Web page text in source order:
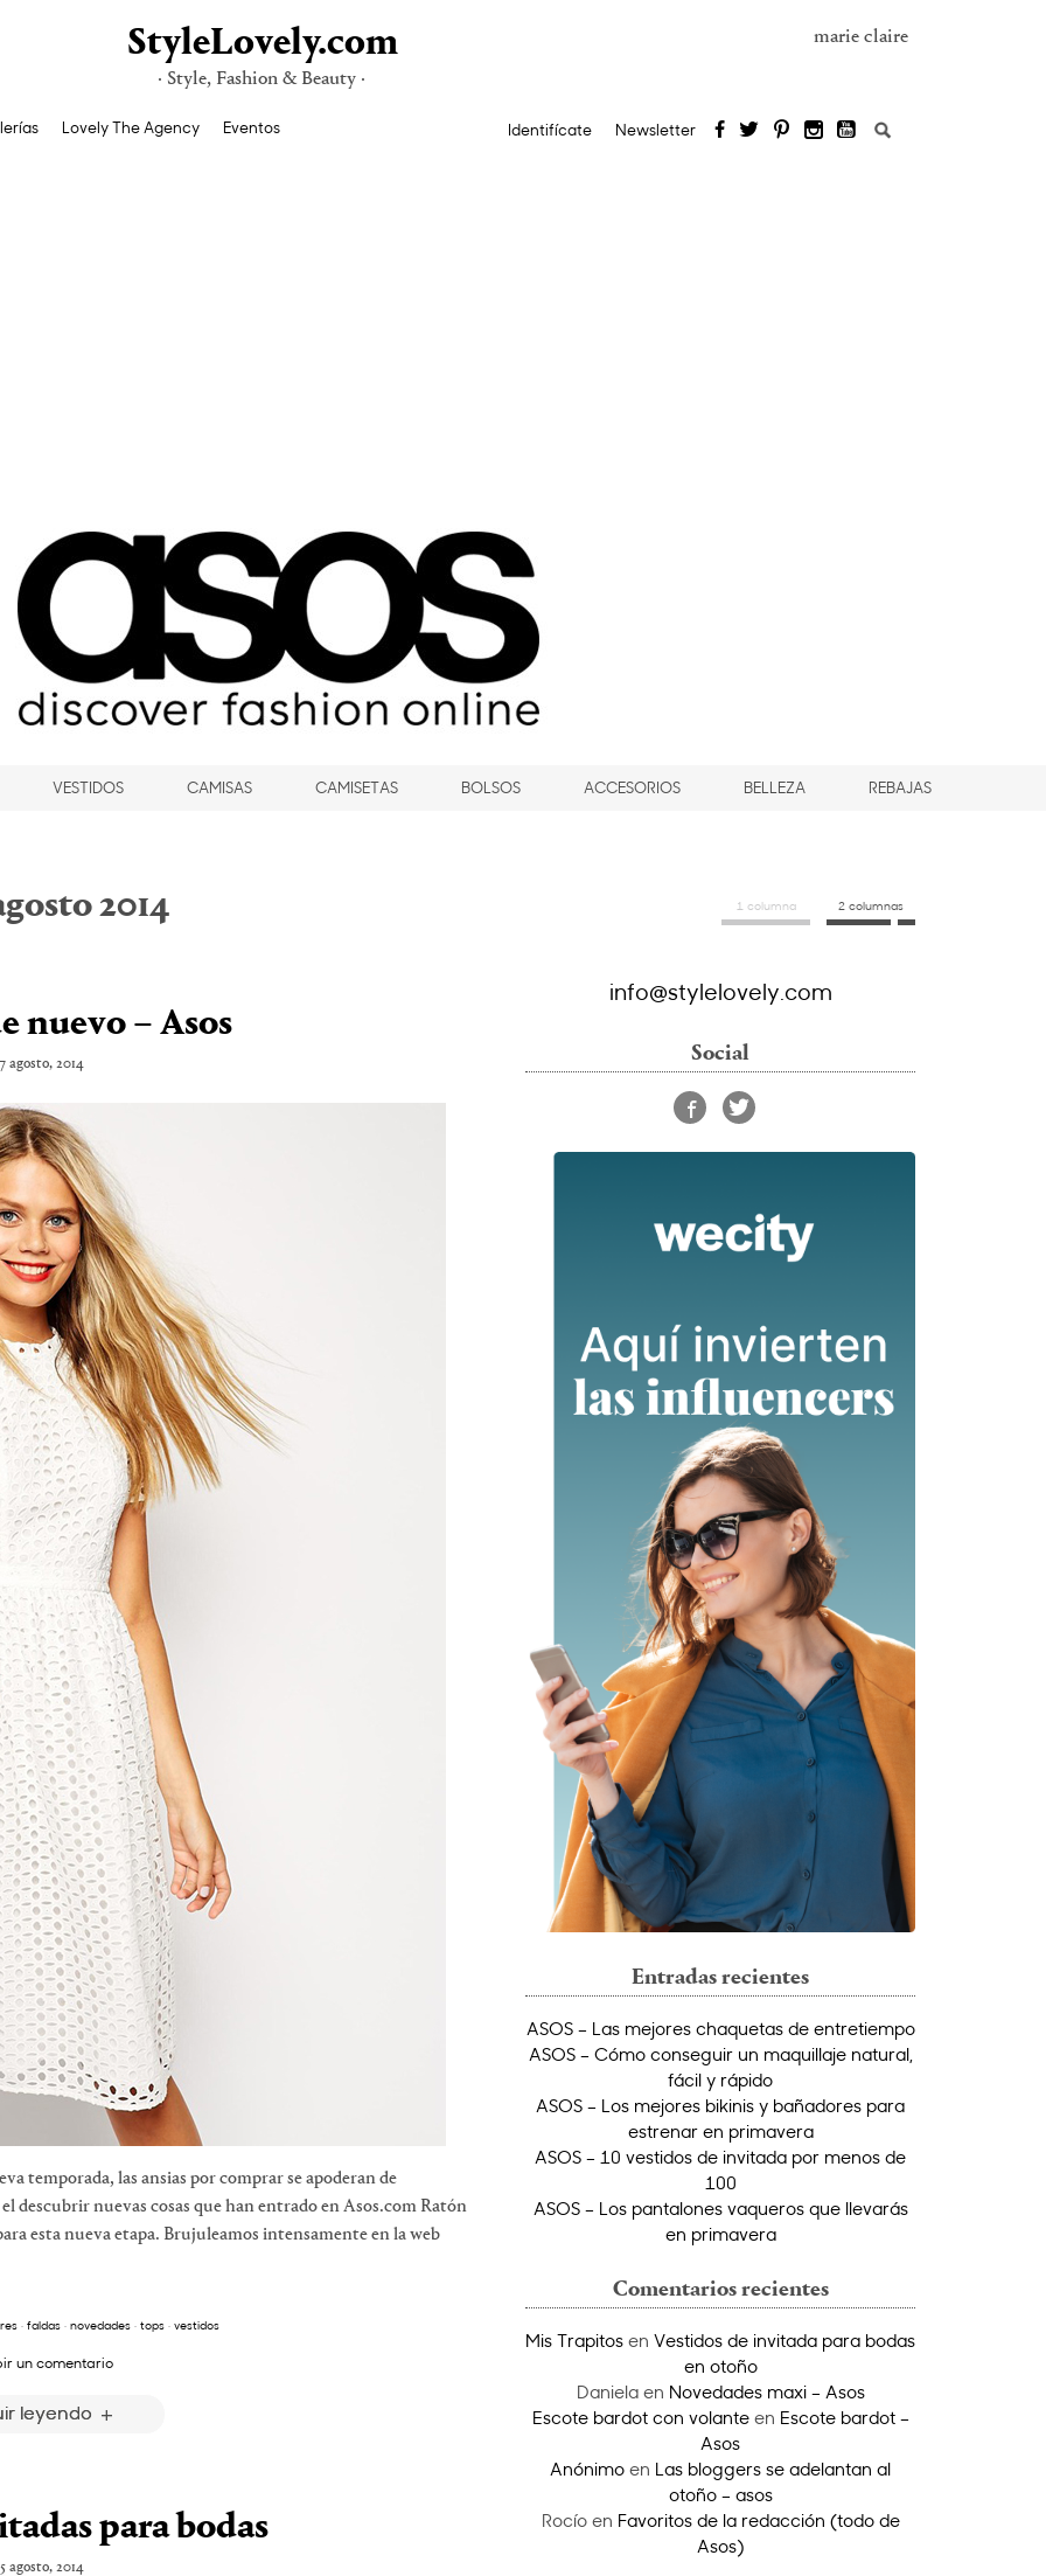
StyleLovely.com
· Style, Fashion & Beauty ·
marie claire
Lovely The Agency Eventos Identifícate Newsletter Buscar:
VESTIDOS CAMISAS CAMISETAS BOLSOS ACCESORIOS BELLEZA REBAJAS
2014
nuevo – Asos
agosto, 2014
temporada, las ansias por comprar se apoderan de
descubrir nuevas cosas que han entrado en Asos.com Ratón
esta nueva etapa. Brujuleamos intensamente en la web
· faldas · novedades · tops · vestidos
un comentario
leyendo
para bodas
agosto, 2014
1 columna 2 columnas
info@stylelovely.com
Social
Entradas recientes
ASOS – Las mejores chaquetas de entretiempo
ASOS – Cómo conseguir un maquillaje natural,
fácil y rápido
ASOS – Los mejores bikinis y bañadores para
estrenar en primavera
ASOS – 10 vestidos de invitada por menos de
100
ASOS – Los pantalones vaqueros que llevarás
en primavera
Comentarios recientes
Mis Trapitos en Vestidos de invitada para bodas
en otoño
Danielaen Novedades maxi – Asos
Escote bardot con volanteen Escote bardot –
Asos
Anónimo en Las bloggers se adelantan al
otoño – asos
Rocíoen Favoritos de la redacción (todo de
Asos)